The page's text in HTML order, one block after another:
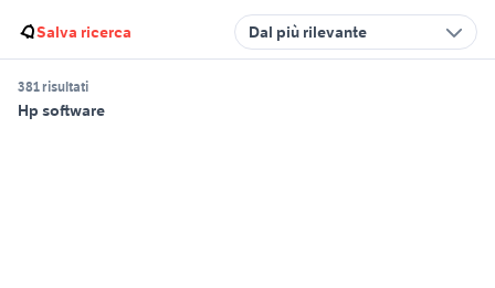
Salva ricerca Dal più rilevante
381 risultati
Hp software